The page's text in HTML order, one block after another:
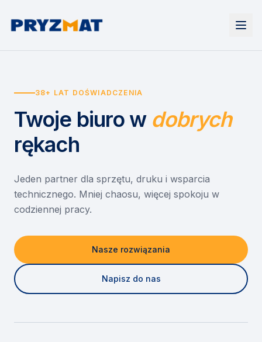
Urządzenia
Drukarki i urządzenia wielofunkcyjne
Etykiety i identyfikacja
Skanery i obieg dokumentów
Monitory interaktywne
Niszczarki dokumentów
Wynajem drukarek
Wynajem urządzeń biurowych
Asystent druku
EZD RP
Misja szkoła
Serwis
O nas
Kontakt
38+ LAT DOŚWIADCZENIA
Twoje biuro w dobrych
rękach
Jeden partner dla sprzętu, druku i wsparcia
technicznego. Mniej chaosu, więcej spokoju w
codziennej pracy.
Nasze rozwiązania
Napisz do nas